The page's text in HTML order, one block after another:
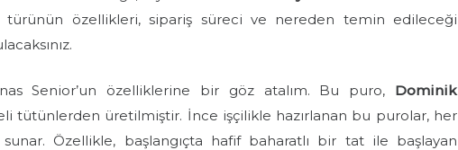
özellikleri, sipariş süreci ve nereden temin edileceği
Senior’un özelliklerine bir göz atalım. Bu puro, Dominik
tütünlerden üretilmiştir. İnce işçilikle hazırlanan bu purolar, her
Özellikle, başlangıçta hafif baharatlı bir tat ile başlayan